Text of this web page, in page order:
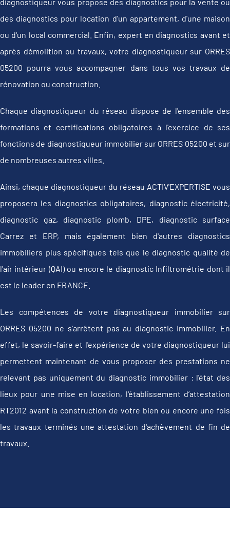
des diagnostics pour location d'un appartement, d'une maison
ou d'un local commercial. Enfin, expert en diagnostics avant et
après démolition ou travaux, votre diagnostiqueur sur ORRES
05200 pourra vous accompagner dans tous vos travaux de
rénovation ou construction.
Chaque diagnostiqueur du réseau dispose de l'ensemble des
formations et certifications obligatoires à l'exercice de ses
fonctions de diagnostiqueur immobilier sur ORRES 05200 et sur
de nombreuses autres villes.
Ainsi, chaque diagnostiqueur du réseau ACTIV'EXPERTISE vous
proposera les diagnostics obligatoires, diagnostic électricité,
diagnostic gaz, diagnostic plomb, DPE, diagnostic surface
Carrez et ERP, mais également bien d'autres diagnostics
immobiliers plus spécifiques tels que le diagnostic qualité de
l'air intérieur (QAI) ou encore le diagnostic Infiltrométrie dont il
est le leader en FRANCE.
Les compétences de votre diagnostiqueur immobilier sur
ORRES 05200 ne s'arrêtent pas au diagnostic immobilier. En
effet, le savoir-faire et l'expérience de votre diagnostiqueur lui
permettent maintenant de vous proposer des prestations ne
relevant pas uniquement du diagnostic immobilier : l'état des
lieux pour une mise en location, l'établissement d’attestation
RT2012 avant la construction de votre bien ou encore une fois
les travaux terminés une attestation d'achèvement de fin de
travaux.